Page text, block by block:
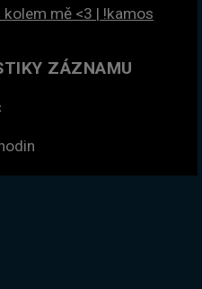
mě <3 | !kamos
ZÁZNAMU